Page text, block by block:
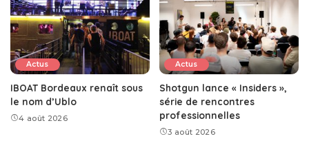
Actus
IBOAT Bordeaux renaît sous
le nom d’Ublo
4 août 2026
Actus
Shotgun lance « Insiders »,
série de rencontres
professionnelles
3 août 2026